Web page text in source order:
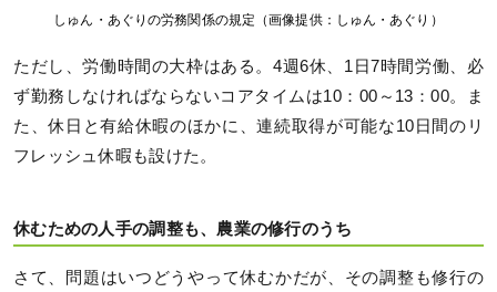
しゅん・あぐりの労務関係の規定（画像提供：しゅん・あぐり）
ただし、労働時間の大枠はある。4週6休、1日7時間労働、必
ず勤務しなければならないコアタイムは10：00～13：00。ま
た、休日と有給休暇のほかに、連続取得が可能な10日間のリ
フレッシュ休暇も設けた。
休むための人手の調整も、農業の修行のうち
さて、問題はいつどうやって休むかだが、その調整も修行の